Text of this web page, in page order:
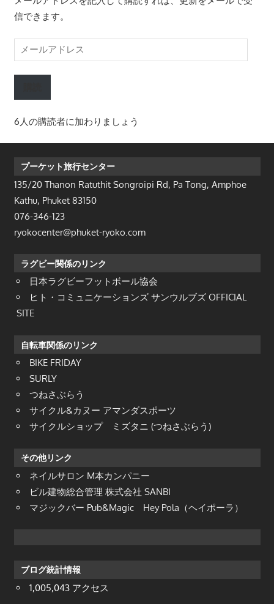
信できます。
ー
ル
レ
ス
6人の購読者に加わりましょう
プーケット旅行センター
135/20 Thanon Ratuthit Songroipi Rd, Pa Tong, Amphoe
Kathu, Phuket 83150
076-346-123
ryokocenter@phuket-ryoko.com
ラグビー関係のリンク
日本ラグビーフットボール協会
ヒト・コミュニケーションズ サンウルブズ OFFICIAL
SITE
自転車関係のリンク
BIKE FRIDAY
SURLY
つねさぶらう
サイクル&カヌー アマンダスポーツ
サイクルショップ ミズタニ (つねさぶらう)
その他リンク
ネイルサロン M本カンパニー
ビル建物総合管理 株式会社 SANBI
マジックバー Pub&Magic Hey Pola（ヘイポーラ）
ブログ統計情報
1,005,043 アクセス